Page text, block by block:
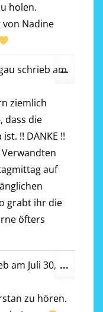
holen.
von Nadine
schrieb am
ziemlich
dass die
!! DANKE !!
auf
grabt ihr die
öfters
...
am Juli 30,
zu hören.
...